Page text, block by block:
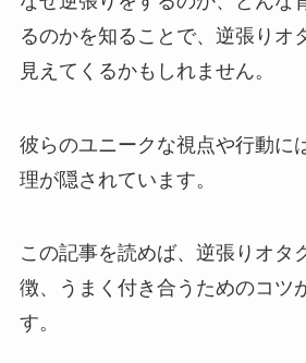
るのかを知ることで、逆張りオ
見えてくるかもしれません。
彼らのユニークな視点や行動に
理が隠されています。
この記事を読めば、逆張りオタ
徴、うまく付き合うためのコツ
す。